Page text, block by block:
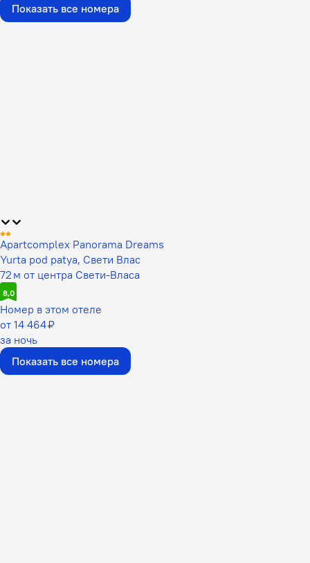
Показать все номера
Apartcomplex Panorama Dreams
Yurta pod patya, Свети Влас
72 м от центра Свети-Власа
8,0
Номер в этом отеле
от 14 464 ₽
за ночь
Показать все номера